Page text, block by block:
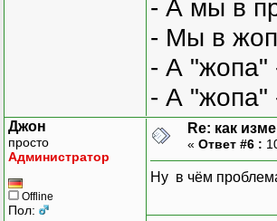
- А мы в
- Мы в
- А "жопа"
- А "жопа"
Джон
просто
Администратор
Offline
Пол:
Re: как
« Ответ #6 :
Ну в чём